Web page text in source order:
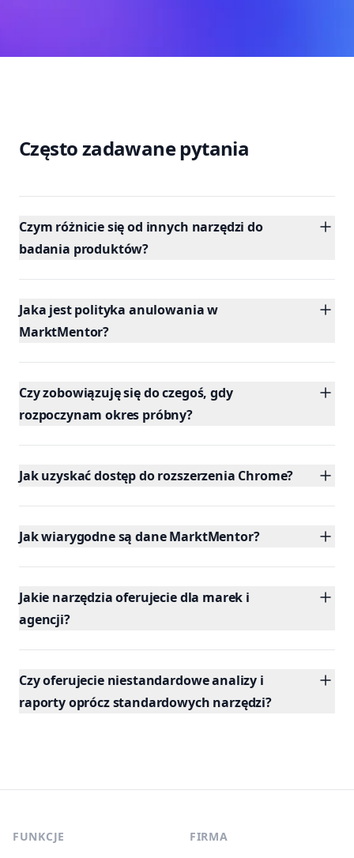
Często zadawane pytania
Czym różnicie się od innych narzędzi do
badania produktów?
Jaka jest polityka anulowania w
MarktMentor?
Czy zobowiązuję się do czegoś, gdy
rozpoczynam okres próbny?
Jak uzyskać dostęp do rozszerzenia Chrome?
Jak wiarygodne są dane MarktMentor?
Jakie narzędzia oferujecie dla marek i
agencji?
Czy oferujecie niestandardowe analizy i
raporty oprócz standardowych narzędzi?
FUNKCJE FIRMA